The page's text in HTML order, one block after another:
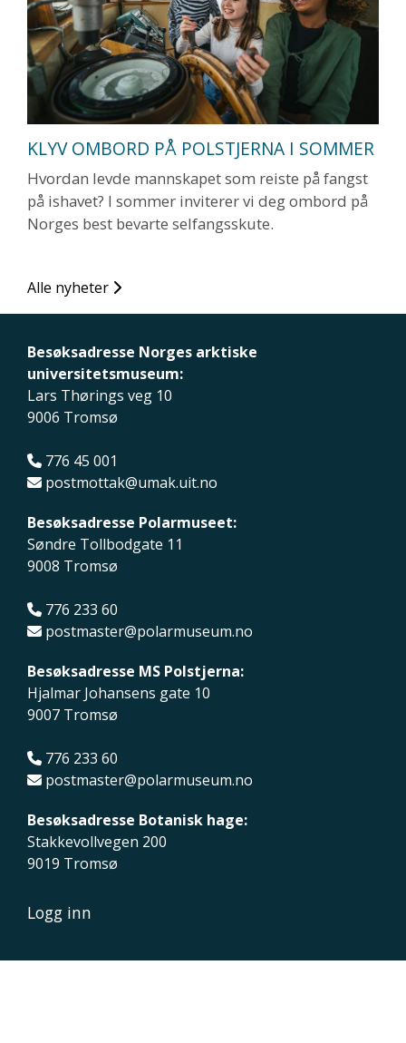
KLYV OMBORD PÅ POLSTJERNA I SOMMER
Hvordan levde mannskapet som reiste på fangst
på ishavet? I sommer inviterer vi deg ombord på
Norges best bevarte selfangsskute.
Alle nyheter
Besøksadresse Norges arktiske
universitetsmuseum:
Lars Thørings veg 10
9006 Tromsø
776 45 001
postmottak@umak.uit.no
Besøksadresse Polarmuseet:
Søndre Tollbodgate 11
9008 Tromsø
776 233 60
postmaster@polarmuseum.no
Besøksadresse MS Polstjerna:
Hjalmar Johansens gate 10
9007 Tromsø
776 233 60
postmaster@polarmuseum.no
Besøksadresse Botanisk hage:
Stakkevollvegen 200
9019 Tromsø
Logg inn